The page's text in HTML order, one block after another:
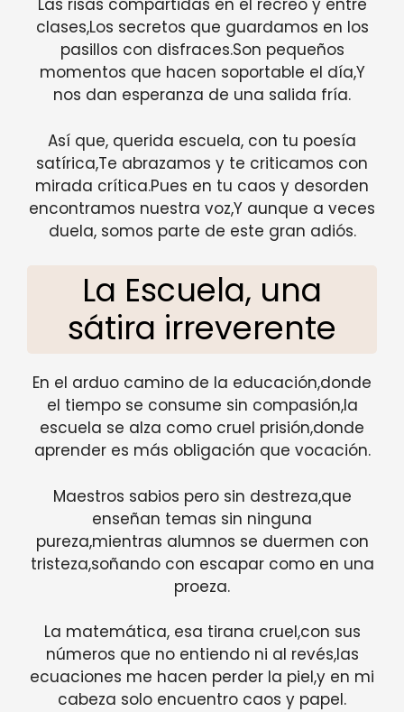
Las risas compartidas en el recreo y entre
clases,Los secretos que guardamos en los
pasillos con disfraces.Son pequeños
momentos que hacen soportable el día,Y
nos dan esperanza de una salida fría.
Así que, querida escuela, con tu poesía
satírica,Te abrazamos y te criticamos con
mirada crítica.Pues en tu caos y desorden
encontramos nuestra voz,Y aunque a veces
duela, somos parte de este gran adiós.
La Escuela, una
sátira irreverente
En el arduo camino de la educación,donde
el tiempo se consume sin compasión,la
escuela se alza como cruel prisión,donde
aprender es más obligación que vocación.
Maestros sabios pero sin destreza,que
enseñan temas sin ninguna
pureza,mientras alumnos se duermen con
tristeza,soñando con escapar como en una
proeza.
La matemática, esa tirana cruel,con sus
números que no entiendo ni al revés,las
ecuaciones me hacen perder la piel,y en mi
cabeza solo encuentro caos y papel.